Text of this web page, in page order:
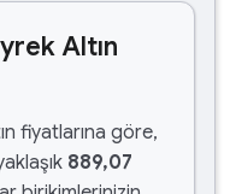
Altın
fiyatlarına göre,
889,07